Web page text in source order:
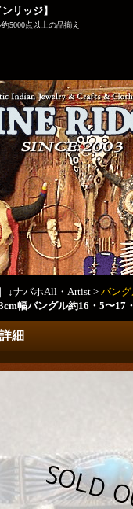
リッジ】
5000点以上の品揃え
↓ナバホAll・Artist > バン
幅バングル約16・5〜17
細